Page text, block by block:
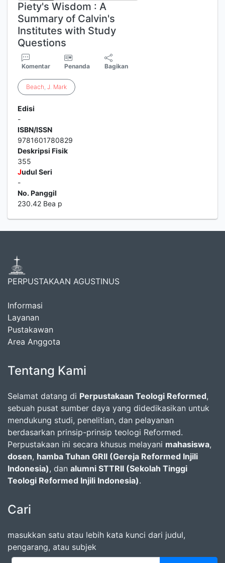
Piety's Wisdom : A
Summary of Calvin's
Institutes with Study
Questions
Komentar Penanda Bagikan
Beach, J. Mark
Edisi
-
ISBN/ISSN
9781601780829
Deskripsi Fisik
355
Judul Seri
-
No. Panggil
230.42 Bea p
PERPUSTAKAAN AGUSTINUS
Informasi
Layanan
Pustakawan
Area Anggota
Tentang Kami
Selamat datang di Perpustakaan Teologi Reformed,
sebuah pusat sumber daya yang didedikasikan untuk
mendukung studi, penelitian, dan pelayanan
berdasarkan prinsip-prinsip teologi Reformed.
Perpustakaan ini secara khusus melayani mahasiswa,
dosen, hamba Tuhan GRII (Gereja Reformed Injili
Indonesia), dan alumni STTRII (Sekolah Tinggi
Teologi Reformed Injili Indonesia).
Cari
masukkan satu atau lebih kata kunci dari judul,
pengarang, atau subjek